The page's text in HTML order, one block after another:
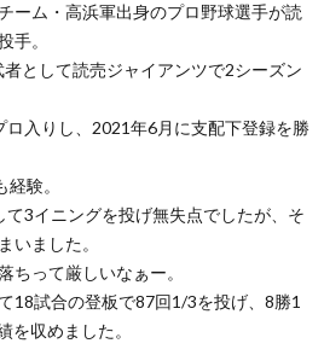
ーム・高浜軍出身のプロ野球選手が読
手。
として読売ジャイアンツで2シーズン
入りし、2021年6月に支配下登録を勝
験。
3イニングを投げ無失点でしたが、そ
いました。
ちって厳しいなぁー。
18試合の登板で87回1/3を投げ、8勝1
を収めました。